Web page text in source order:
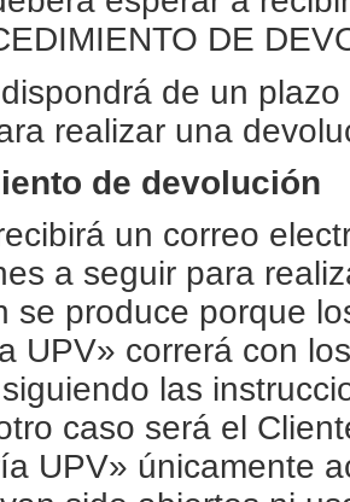
DE
de un
realizar una
de devolución
un correo
a seguir para
se produce porque
UPV» correrá con
las
caso será el
UPV» únicamente